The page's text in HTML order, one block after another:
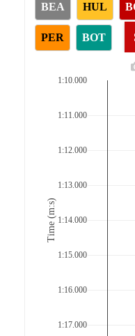
BEA HUL
PER BOT
1:10.000
1:11.000
1:12.000
1:13.000
1:14.000
1:15.000
1:16.000
1:17.000
Time (m:s)